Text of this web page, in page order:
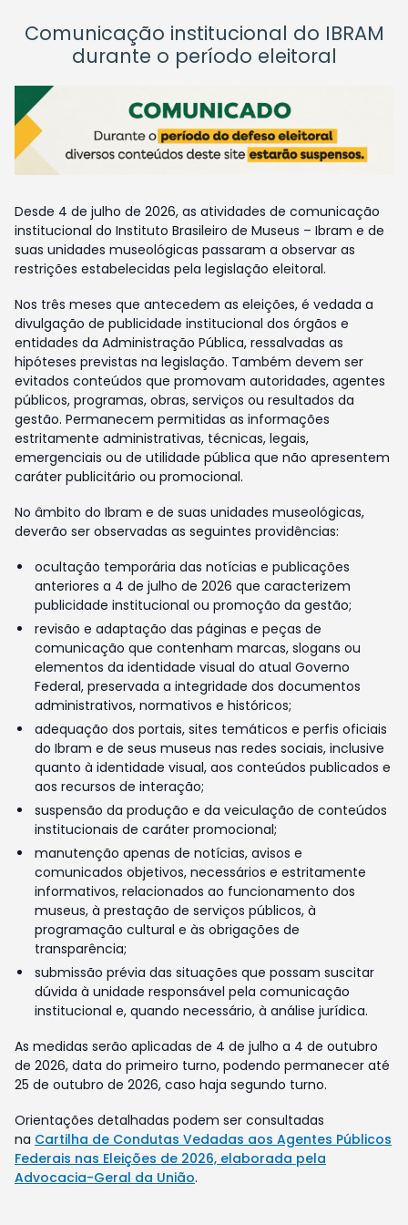
Comunicação institucional do IBRAM
durante o período eleitoral
Desde 4 de julho de 2026, as atividades de comunicação
institucional do Instituto Brasileiro de Museus – Ibram e de
suas unidades museológicas passaram a observar as
restrições estabelecidas pela legislação eleitoral.
Nos três meses que antecedem as eleições, é vedada a
divulgação de publicidade institucional dos órgãos e
entidades da Administração Pública, ressalvadas as
hipóteses previstas na legislação. Também devem ser
evitados conteúdos que promovam autoridades, agentes
públicos, programas, obras, serviços ou resultados da
gestão. Permanecem permitidas as informações
estritamente administrativas, técnicas, legais,
emergenciais ou de utilidade pública que não apresentem
caráter publicitário ou promocional.
No âmbito do Ibram e de suas unidades museológicas,
deverão ser observadas as seguintes providências:
ocultação temporária das notícias e publicações
anteriores a 4 de julho de 2026 que caracterizem
publicidade institucional ou promoção da gestão;
revisão e adaptação das páginas e peças de
comunicação que contenham marcas, slogans ou
elementos da identidade visual do atual Governo
Federal, preservada a integridade dos documentos
administrativos, normativos e históricos;
adequação dos portais, sites temáticos e perfis oficiais
do Ibram e de seus museus nas redes sociais, inclusive
quanto à identidade visual, aos conteúdos publicados e
aos recursos de interação;
suspensão da produção e da veiculação de conteúdos
institucionais de caráter promocional;
manutenção apenas de notícias, avisos e
comunicados objetivos, necessários e estritamente
informativos, relacionados ao funcionamento dos
museus, à prestação de serviços públicos, à
programação cultural e às obrigações de
transparência;
submissão prévia das situações que possam suscitar
dúvida à unidade responsável pela comunicação
institucional e, quando necessário, à análise jurídica.
As medidas serão aplicadas de 4 de julho a 4 de outubro
de 2026, data do primeiro turno, podendo permanecer até
25 de outubro de 2026, caso haja segundo turno.
Orientações detalhadas podem ser consultadas
na Cartilha de Condutas Vedadas aos Agentes Públicos
Federais nas Eleições de 2026, elaborada pela
Advocacia-Geral da União.